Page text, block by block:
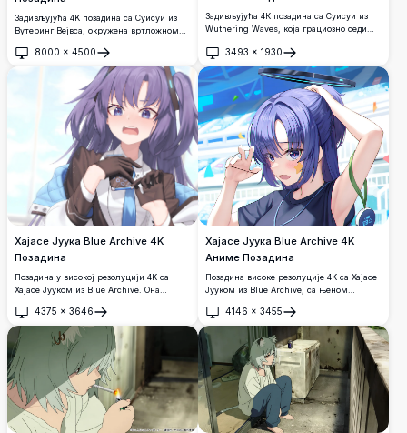
Задивљујућа 4K позадина са Суисуи из
Вутеринг Вејвса, окружена вртложном
пламеном и кинеском фантастичном
уметношћу у ултра-високој резолуцији.
8000 × 4500
Отвори
Задивљујућа 4К позадина са Суисуи из
Wuthering Waves, која грациозно седи
Њена таласава златна коса и елегантна
одећа стварају задивљујућу сцену са
топлом сунчевом светлошћу и
замршеним детаљима.
3493 × 1930
Отвори
Хајасе Јуука Blue Archive 4K
Позадина
Позадина у високој резолуцији 4K са
Хајасе Јууком из Blue Archive. Она
љубичастим двоструким реповима,
носећи свој препознатљиви бели капут,
плаву кравату и тамне рукавице док
држи уређај.
4375 × 3646
Отвори
Хајасе Јуука Blue Archive 4K
Аниме Позадина
Позадина високе резолуције 4K са Хајасе
Јууком из Blue Archive, са њеном
плавим очима, технолошким ореолом и
веселим изразом лица у живописном
футуристичком окружењу. Савршено за
екране рачунара и мобилних телефона.
4146 × 3455
Отвори